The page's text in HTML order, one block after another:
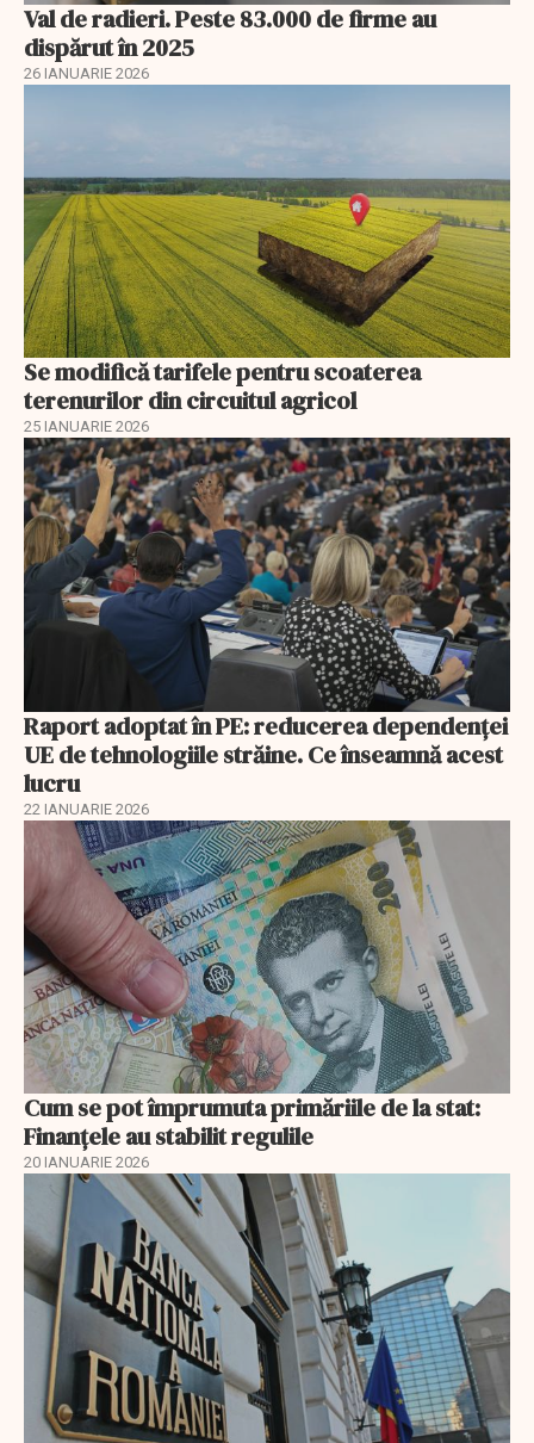
Val de radieri. Peste 83.000 de firme au
dispărut în 2025
26 IANUARIE 2026
Se modifică tarifele pentru scoaterea
terenurilor din circuitul agricol
25 IANUARIE 2026
Raport adoptat în PE: reducerea dependenței
UE de tehnologiile străine. Ce înseamnă acest
lucru
22 IANUARIE 2026
Cum se pot împrumuta primăriile de la stat:
Finanțele au stabilit regulile
20 IANUARIE 2026